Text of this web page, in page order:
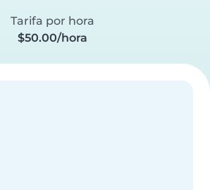
Tarifa por hora
$50.00/hora